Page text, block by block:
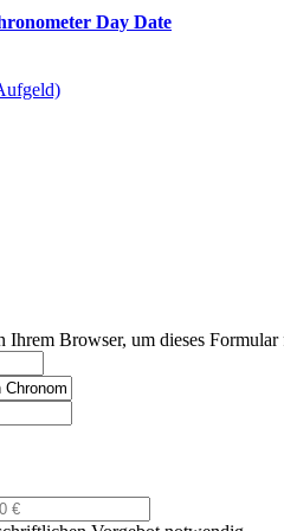
Day Date
Browser, um dieses Formular